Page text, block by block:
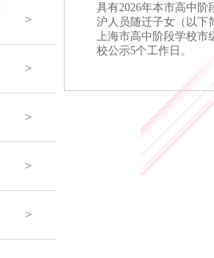
>
>
>
>
>
具有2026年本市高中
沪人员随迁子女（以下
上海市高中阶段学校市
校公示5个工作日。